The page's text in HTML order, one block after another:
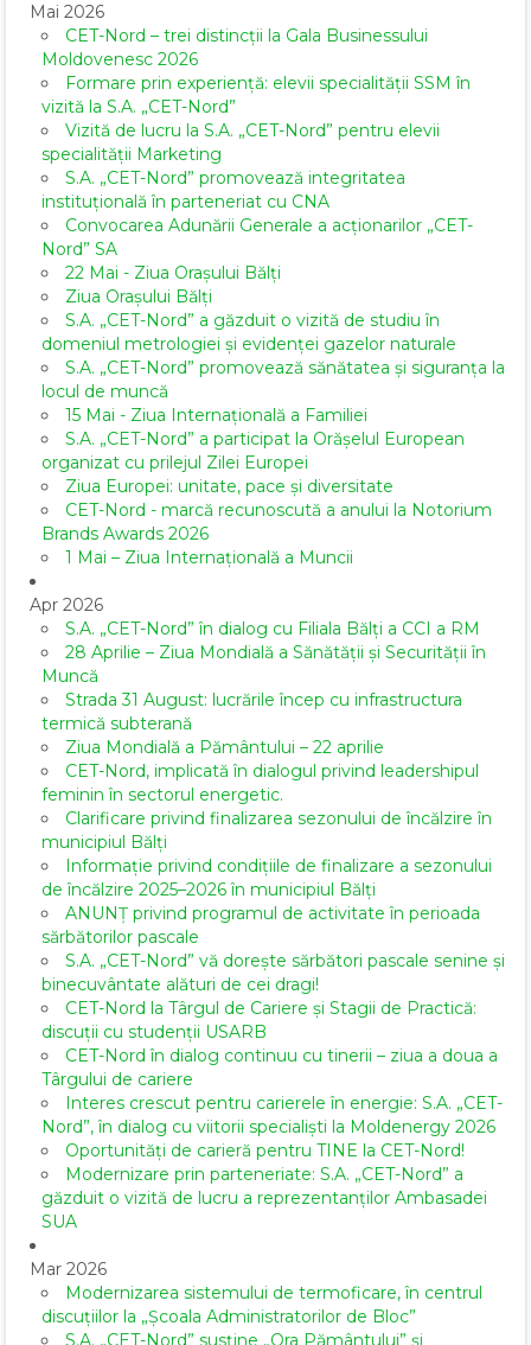
Mai 2026
CET-Nord – trei distincții la Gala Businessului
Moldovenesc 2026
Formare prin experiență: elevii specialității SSM în
vizită la S.A. „CET-Nord”
Vizită de lucru la S.A. „CET-Nord” pentru elevii
specialității Marketing
S.A. „CET-Nord” promovează integritatea
instituțională în parteneriat cu CNA
Convocarea Adunării Generale a acționarilor „CET-
Nord” SA
22 Mai - Ziua Orașului Bălți
Ziua Orașului Bălți
S.A. „CET-Nord” a găzduit o vizită de studiu în
domeniul metrologiei și evidenței gazelor naturale
S.A. „CET-Nord” promovează sănătatea și siguranța la
locul de muncă
15 Mai - Ziua Internațională a Familiei
S.A. „CET-Nord” a participat la Orășelul European
organizat cu prilejul Zilei Europei
Ziua Europei: unitate, pace și diversitate
CET-Nord - marcă recunoscută a anului la Notorium
Brands Awards 2026
1 Mai – Ziua Internațională a Muncii
Apr 2026
S.A. „CET-Nord” în dialog cu Filiala Bălți a CCI a RM
28 Aprilie – Ziua Mondială a Sănătății și Securității în
Muncă
Strada 31 August: lucrările încep cu infrastructura
termică subterană
Ziua Mondială a Pământului – 22 aprilie
CET-Nord, implicată în dialogul privind leadershipul
feminin în sectorul energetic.
Clarificare privind finalizarea sezonului de încălzire în
municipiul Bălți
Informație privind condițiile de finalizare a sezonului
de încălzire 2025–2026 în municipiul Bălți
ANUNȚ privind programul de activitate în perioada
sărbătorilor pascale
S.A. „CET-Nord” vă dorește sărbători pascale senine și
binecuvântate alături de cei dragi!
CET-Nord la Târgul de Cariere și Stagii de Practică:
discuții cu studenții USARB
CET-Nord în dialog continuu cu tinerii – ziua a doua a
Târgului de cariere
Interes crescut pentru carierele în energie: S.A. „CET-
Nord”, în dialog cu viitorii specialiști la Moldenergy 2026
Oportunități de carieră pentru TINE la CET-Nord!
Modernizare prin parteneriate: S.A. „CET-Nord” a
găzduit o vizită de lucru a reprezentanților Ambasadei
SUA
Mar 2026
Modernizarea sistemului de termoficare, în centrul
discuțiilor la „Școala Administratorilor de Bloc”
S.A. „CET-Nord” susține „Ora Pământului” și